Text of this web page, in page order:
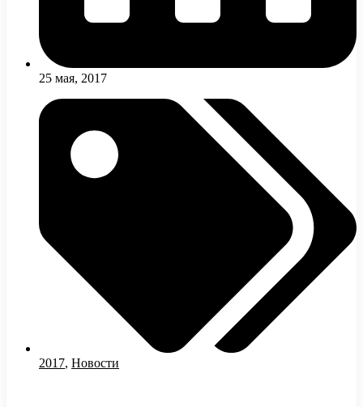
25 мая, 2017
2017, Новости